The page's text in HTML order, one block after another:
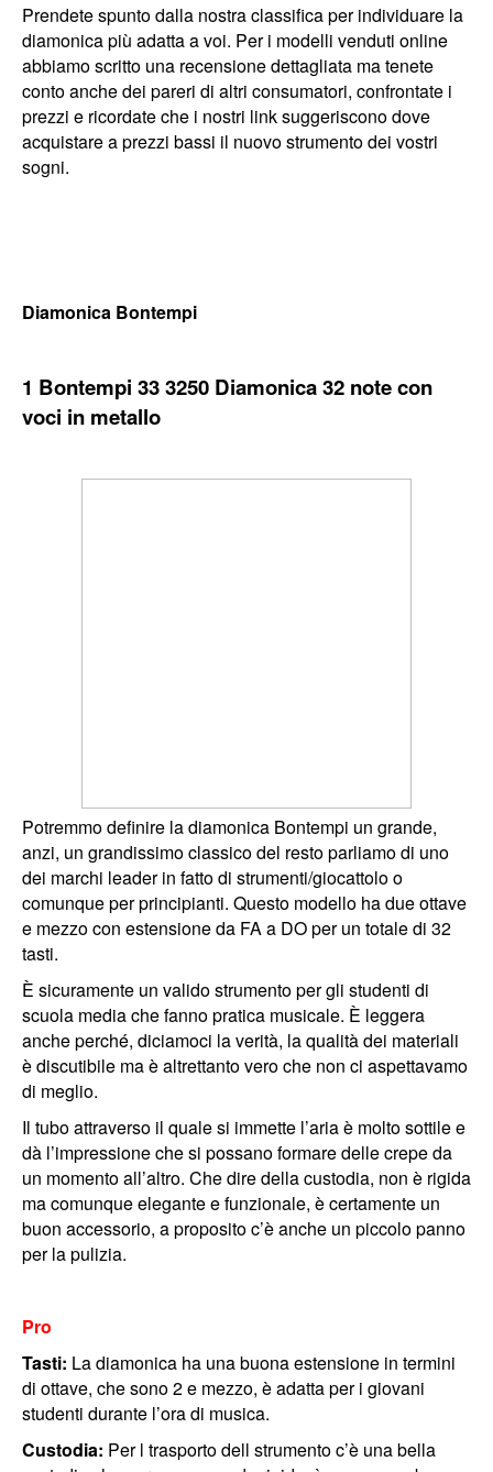
Prendete spunto dalla nostra classifica per individuare la
diamonica più adatta a voi. Per i modelli venduti online
abbiamo scritto una recensione dettagliata ma tenete
conto anche dei pareri di altri consumatori, confrontate i
prezzi e ricordate che i nostri link suggeriscono dove
acquistare a prezzi bassi il nuovo strumento dei vostri
sogni.
Diamonica Bontempi
1 Bontempi 33 3250 Diamonica 32 note con
voci in metallo
Potremmo definire la diamonica Bontempi un grande,
anzi, un grandissimo classico del resto parliamo di uno
dei marchi leader in fatto di strumenti/giocattolo o
comunque per principianti. Questo modello ha due ottave
e mezzo con estensione da FA a DO per un totale di 32
tasti.
È sicuramente un valido strumento per gli studenti di
scuola media che fanno pratica musicale. È leggera
anche perché, diciamoci la verità, la qualità dei materiali
è discutibile ma è altrettanto vero che non ci aspettavamo
di meglio.
Il tubo attraverso il quale si immette l’aria è molto sottile e
dà l’impressione che si possano formare delle crepe da
un momento all’altro. Che dire della custodia, non è rigida
ma comunque elegante e funzionale, è certamente un
buon accessorio, a proposito c’è anche un piccolo panno
per la pulizia.
Pro
Tasti: La diamonica ha una buona estensione in termini
di ottave, che sono 2 e mezzo, è adatta per i giovani
studenti durante l’ora di musica.
Custodia: Per l trasporto dell strumento c’è una bella